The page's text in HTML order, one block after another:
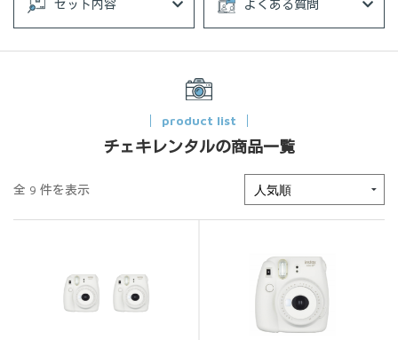
セット内容 よくある質問
product list
チェキレンタルの商品一覧
全 9 件を表示